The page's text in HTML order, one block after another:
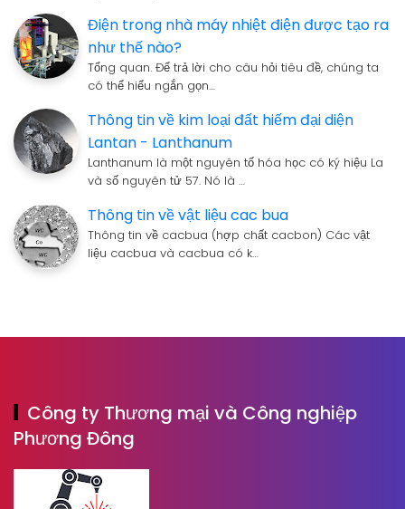
Điện trong nhà máy nhiệt điện được tạo ra
như thế nào?
Tổng quan. Để trả lời cho câu hỏi tiêu đề, chúng ta
có thể hiểu ngắn gọn…
Thông tin về kim loại đất hiếm đại diện
Lantan - Lanthanum
Lanthanum là một nguyên tố hóa học có ký hiệu La
và số nguyên tử 57. Nó là …
Thông tin về vật liệu cac bua
Thông tin về cacbua (hợp chất cacbon) Các vật
liệu cacbua và cacbua có k…
Công ty Thương mại và Công nghiệp
Phương Đông